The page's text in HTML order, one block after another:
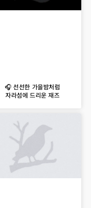
🎧 선선한 가을밤처럼
자라섬에 드리운 재즈